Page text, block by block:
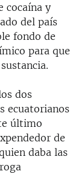
cocaína y
del país
fondo de
para que
dos
ecuatorianos
último
de
daba las